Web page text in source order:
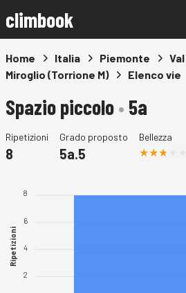
climbook
Home Italia Piemonte
Miroglio (Torrione M)
Elenco vie
Spazio piccolo• 5a
Ripetizioni
8
Grado proposto
5a.5
Bellezza
8
6
4
2
Ripetizioni